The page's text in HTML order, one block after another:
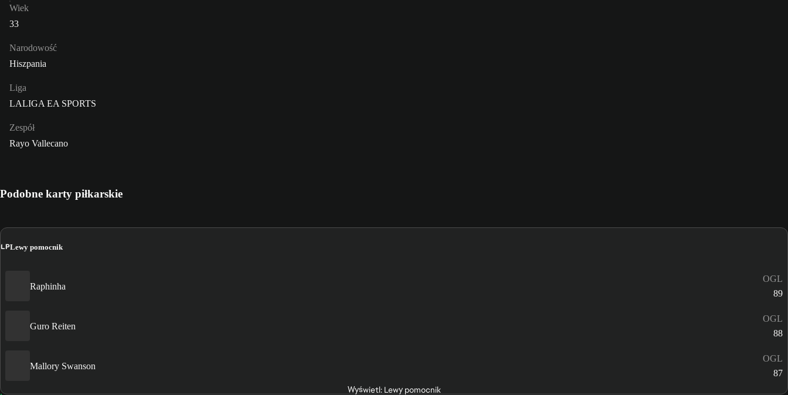
Wiek
33
Narodowość
Hiszpania
Liga
LALIGA EA SPORTS
Zespół
Rayo Vallecano
Podobne karty piłkarskie
LPLewy pomocnik
Raphinha
OGL
89
Guro Reiten
OGL
88
Mallory Swanson
OGL
87
Wyświetl: Lewy pomocnik